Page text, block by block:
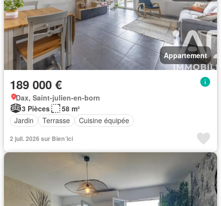
Appartement
189 000 €
Dax, Saint-julien-en-born
3 Pièces
58 m²
Jardin
Terrasse Cuisine équipée
2 juil. 2026 sur Bien´ici